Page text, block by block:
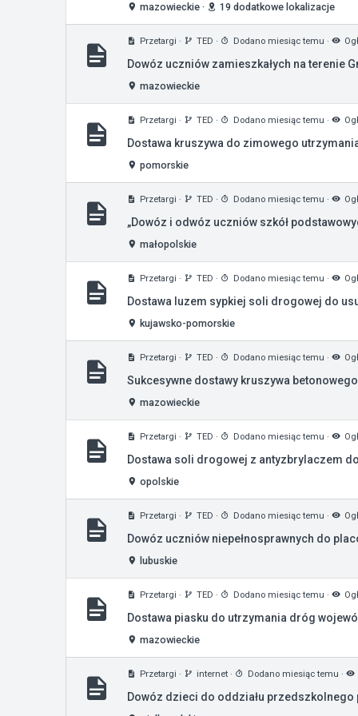
mazowieckie · 19 dodatkowe lokalizacje
Przetargi · TED · Dodano miesiąc temu ·
Dowóz uczniów zamieszkałych na terenie
mazowieckie
Przetargi · TED · Dodano miesiąc temu ·
Dostawa kruszywa do zimowego
pomorskie
Przetargi · TED · Dodano miesiąc temu ·
„Dowóz i odwóz uczniów szkół
małopolskie
Przetargi · TED · Dodano miesiąc temu ·
Dostawa luzem sypkiej soli drogowej do
kujawsko-pomorskie
Przetargi · TED · Dodano miesiąc temu ·
Sukcesywne dostawy kruszywa
mazowieckie
Przetargi · TED · Dodano miesiąc temu ·
Dostawa soli drogowej z antyzbrylaczem
opolskie
Przetargi · TED · Dodano miesiąc temu ·
Dowóz uczniów niepełnosprawnych do
lubuskie
Przetargi · TED · Dodano miesiąc temu ·
Dostawa piasku do utrzymania dróg
mazowieckie
Przetargi · internet · Dodano miesiąc temu ·
Dowóz dzieci do oddziału przedszkolnego